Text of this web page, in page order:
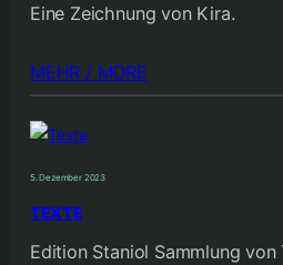
Eine Zeichnung von Kira.
MEHR / MORE
5. Dezember 2023
TEXTE
Edition Staniol Sammlung